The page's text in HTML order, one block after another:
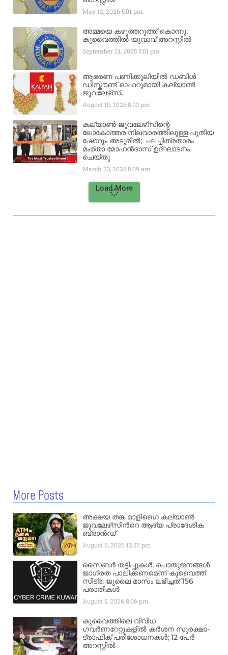
May 12, 20265:01 pm
അമ്മയെ കഴുത്തറുത്ത് കൊന്നു;
കുവൈത്തിൽ യുവാവ് അറസ്റ്റിൽ
September 21, 20255:01 pm
ആഭരണ പണിക്കൂലിയിൽ ഡബിൾ
ഡിസ്കൗണ്ട് ഓഫറുമായി കല്യാൺ
ജൂവലേഴ്‌സ്..
August 15, 20258:03 pm
കല്യാൺ ജൂവലേഴ്‌സിന്റെ
ലോകോത്തര നിലവാരത്തിലുള്ള പുതിയ
ഷോറൂം അടൂരിൽ; ചലച്ചിത്രതാരം
മംമ്താ മോഹൻദാസ് ഉദ്ഘാടനം
ചെയ്‌തു
March 23, 20258:09 am
Load More
More Posts
അക്ഷയ തങ്ക മാളിഗൈ കല്യാണ്‍
ജുവലേഴ്‌സിന്‍റെ ആദ്യ പ്രാദേശിക
ബ്രാന്‍ഡ്
August 6, 2026 12:37 pm
സൈബർ തട്ടിപ്പുകൾ; പൊതുജനങ്ങൾ
ജാഗ്രത പാലിക്കണമെന്ന് കുവൈത്ത്
സിട്ര: ജൂലൈ മാസം ലഭിച്ചത് 156
പരാതികൾ
August 5, 20268:06 pm
കുവൈത്തിലെ വിവിധ
ഗവർണറേറ്റുകളിൽ കർശന സുരക്ഷാ-
ട്രാഫിക് പരിശോധനകൾ; 12 പേർ
അറസ്റ്റിൽ